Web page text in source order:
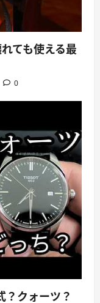
れても使える最
0
？クォーツ？